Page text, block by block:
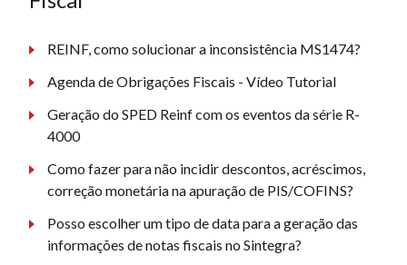
REINF, como solucionar a inconsistência MS1474?
Agenda de Obrigações Fiscais - Vídeo Tutorial
Geração do SPED Reinf com os eventos da série R-
4000
Como fazer para não incidir descontos, acréscimos,
correção monetária na apuração de PIS/COFINS?
Posso escolher um tipo de data para a geração das
informações de notas fiscais no Sintegra?